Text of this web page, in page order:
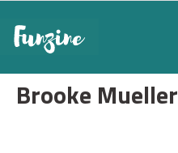
Brooke Mueller